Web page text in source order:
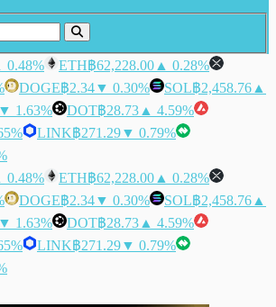
0.48% ETH฿62,228.00 ▲ 0.28%
DOGE฿2.34▼ 0.30% SOL฿2,458.76 ▲
▼ 1.63% DOT฿28.73 ▲ 4.59%
LINK฿271.29▼ 0.79%
0.48% ETH฿62,228.00 ▲ 0.28%
DOGE฿2.34▼ 0.30% SOL฿2,458.76 ▲
▼ 1.63% DOT฿28.73 ▲ 4.59%
LINK฿271.29▼ 0.79%